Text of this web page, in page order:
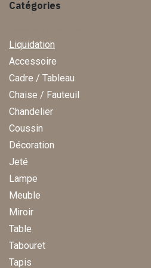
Catégories
Liquidation
Accessoire
Cadre / Tableau
Chaise / Fauteuil
Chandelier
Coussin
Décoration
Jeté
Lampe
Meuble
Miroir
Table
Tabouret
Tapis